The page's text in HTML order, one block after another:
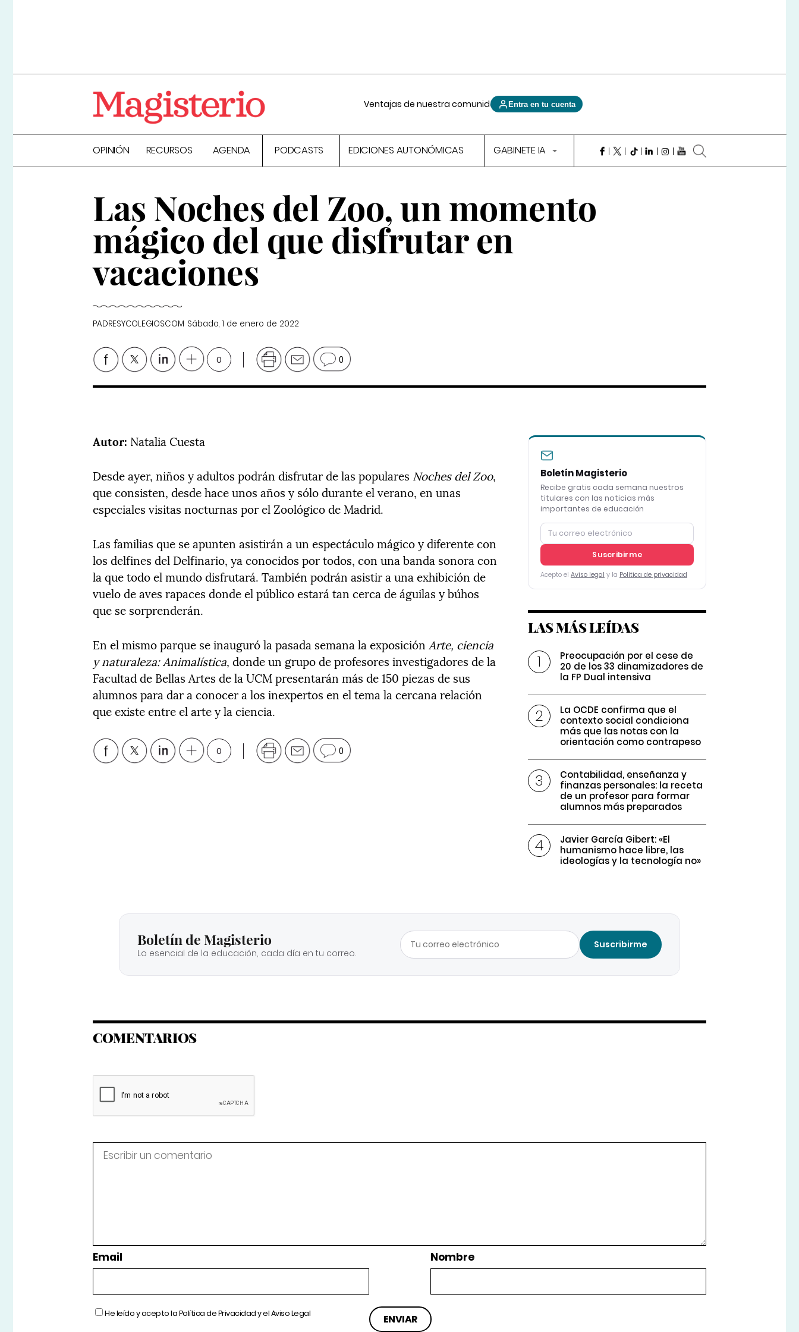
Ventajas de nuestra comunidad Entra en tu cuenta
OPINIÓN RECURSOS AGENDA PODCASTS EDICIONES AUTONÓMICAS GABINETE IA
Las Noches del Zoo, un momento
mágico del que disfrutar en
vacaciones
PADRESYCOLEGIOS.COM Sábado, 1 de enero de 2022
0 0
Autor: Natalia Cuesta
Desde ayer, niños y adultos podrán disfrutar de las populares Noches del Zoo,
que consisten, desde hace unos años y sólo durante el verano, en unas
especiales visitas nocturnas por el Zoológico de Madrid.
Las familias que se apunten asistirán a un espectáculo mágico y diferente con
los delfines del Delfinario, ya conocidos por todos, con una banda sonora con
la que todo el mundo disfrutará. También podrán asistir a una exhibición de
vuelo de aves rapaces donde el público estará tan cerca de águilas y búhos
que se sorprenderán.
En el mismo parque se inauguró la pasada semana la exposiciónArte, ciencia
y naturaleza: Animalística, donde un grupo de profesores investigadores de la
Facultad de Bellas Artes de la UCM presentarán más de 150 piezas de sus
alumnos para dar a conocer a los inexpertos en el tema la cercana relación
que existe entre el arte y la ciencia.
0 0
Boletín Magisterio
Recibe gratis cada semana nuestros
titulares con las noticias más
importantes de educación
Suscribirme
Acepto el Aviso legal y la Política de privacidad
LAS MÁS LEÍDAS
Preocupación por el cese de
20 de los 33 dinamizadores de
la FP Dual intensiva
La OCDE confirma que el
contexto social condiciona
más que las notas con la
orientación como contrapeso
Contabilidad, enseñanza y
finanzas personales: la receta
de un profesor para formar
alumnos más preparados
Javier García Gibert: «El
humanismo hace libre, las
ideologías y la tecnología no»
Boletín de Magisterio
Lo esencial de la educación, cada día en tu correo.
Suscribirme
COMENTARIOS
Email Nombre
He leído y acepto laPolítica de Privacidady elAviso Legal